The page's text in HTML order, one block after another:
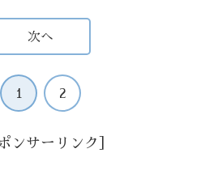
次へ
1 2
ンサーリンク］